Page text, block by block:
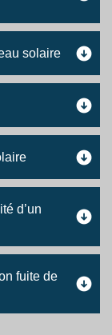
solaire
d’un
fuite de